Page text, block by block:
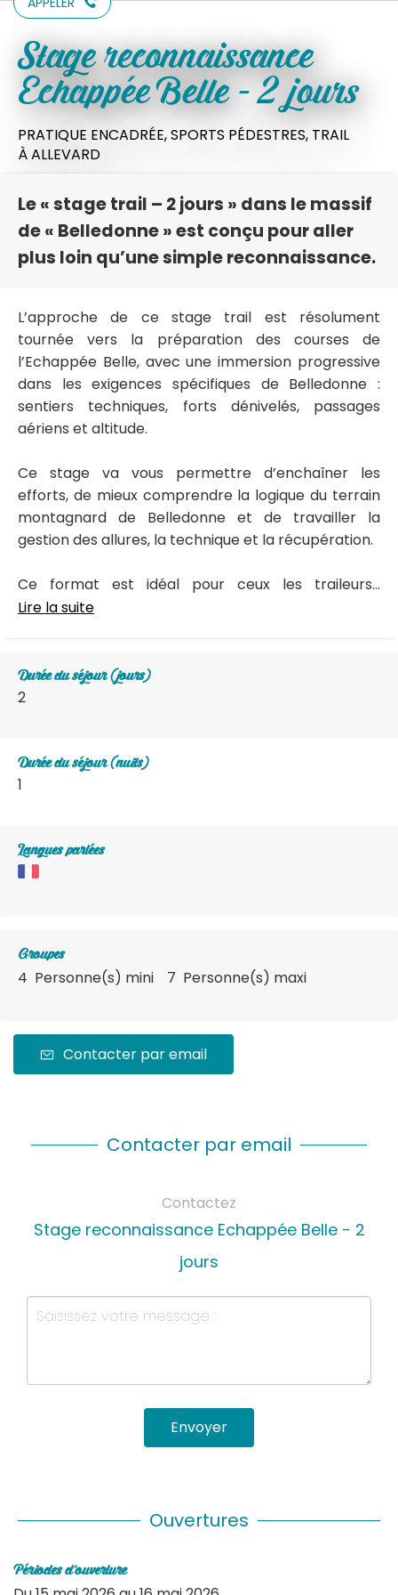
Stage reconnaissance
Echappée Belle - 2 jours
PRATIQUE ENCADRÉE,SPORTS PÉDESTRES, TRAIL
À ALLEVARD
Le « stage trail – 2 jours » dans le massif
de « Belledonne » est conçu pour aller
plus loin qu’une simple reconnaissance.
L’approche de ce stage trail est résolument
tournée vers la préparation des courses de
l’Echappée Belle, avec une immersion progressive
dans les exigences spécifiques de Belledonne :
sentiers techniques, forts dénivelés, passages
aériens et altitude.
Ce stage va vous permettre d’enchaîner les
efforts, de mieux comprendre la logique du terrain
montagnard de Belledonne et de travailler la
gestion des allures, la technique et la récupération.
Ce format est idéal pour ceux les traileurs...
Lire la suite
Durée du séjour (jours)
2
Durée du séjour (nuits)
1
Langues parlées
Groupes
4 Personne(s) mini 7 Personne(s) maxi
Contacter par email
Contacter par email
Contactez
Stage reconnaissance Echappée Belle - 2
jours
Envoyer
Ouvertures
Périodes d'ouverture